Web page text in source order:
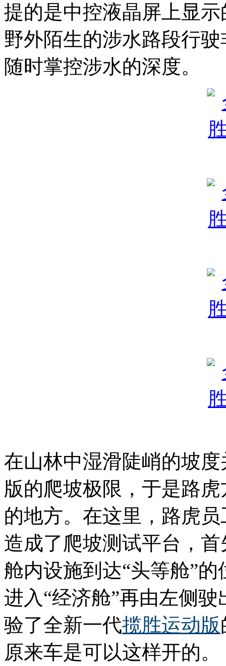
提的是中控液晶屏上显
野外陌生的涉水路段行
随时掌控涉水的深度。
在山林中湿滑陡峭的坡
版的爬坡极限，于是路
的地方。在这里，路虎
造成了爬坡测试平台，
舱内设施到达“头等舱”
进入“经济舱”再由左侧
验了全新一代揽胜运动版
原来车是可以这样开的。